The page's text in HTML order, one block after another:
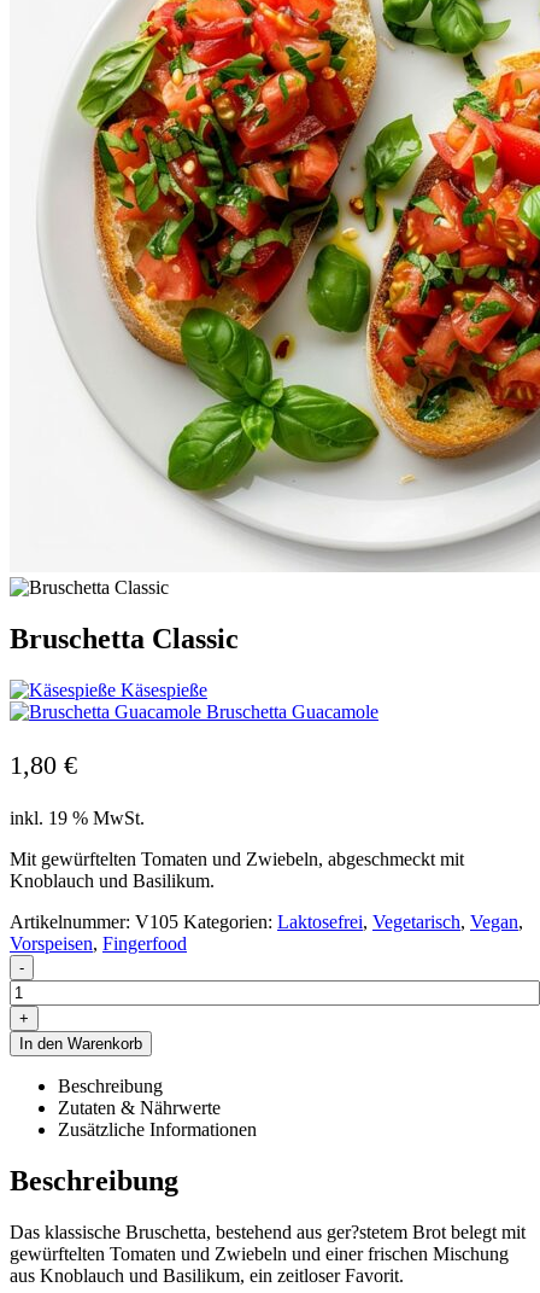
Bruschetta Classic
Käsespieße
Bruschetta Guacamole
1,80 €
inkl. 19 % MwSt.
Mit gewürftelten Tomaten und Zwiebeln, abgeschmeckt mit
Knoblauch und Basilikum.
Artikelnummer: V105 Kategorien: Laktosefrei, Vegetarisch, Vegan,
Vorspeisen, Fingerfood
-
+
In den Warenkorb
Beschreibung
Zutaten & Nährwerte
Zusätzliche Informationen
Beschreibung
Das klassische Bruschetta, bestehend aus ger?stetem Brot belegt mit
gewürftelten Tomaten und Zwiebeln und einer frischen Mischung
aus Knoblauch und Basilikum, ein zeitloser Favorit.